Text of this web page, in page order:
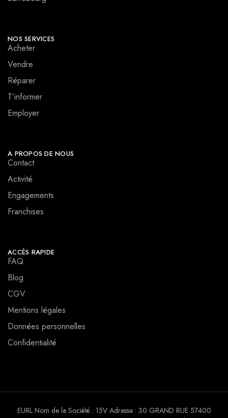
NOS SERVICES
Acheter
Vendre
Réparer
T’informer
Employer
A PROPOS DE NOUS
Contact
Activité
Engagements
Franchises
ACCÈS RAPIDE
FAQ
Blog
CGV
Mentions légales
Données personnelles
Confidentialité
EURL Nom de la Société : 15V Adresse : 30 GRAND RUE 57400